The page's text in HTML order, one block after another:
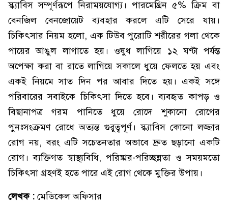
স্ক্যাবিস সম্পূর্ণরূপে নিরাময়যোগ্য। পারমেথ্রিন ৫% ক্রিম বা
বেনজিল বেনজোয়েট ব্যবহার করলে এটি সেরে যায়।
চিকিৎসার নিয়ম হলো, এক টিউব পুরোটি শরীরের গলা থেকে
পায়ের আঙুল লাগাতে হয়। ওষুধ লাগিয়ে ১২ ঘণ্টা পর্যন্ত
অপেক্ষা করা বা রাতে লাগিয়ে সকালে ধুয়ে ফেলতে হয় এবং
একই নিয়মে সাত দিন পর আবার দিতে হয়। একই সঙ্গে
পরিবারের সবাইকে চিকিৎসা দিতে হবে। ব্যবহৃত কাপড় ও
বিছানাপত্র গরম পানিতে ধুয়ে রোদে শুকানো রোগের
পুনঃসংক্রমণ রোধে অত্যন্ত গুরুত্বপূর্ণ। স্ক্যাবিস কোনো লজ্জার
রোগ নয়, বরং এটি সচেতনতার অভাবে দ্রুত ছড়ানো একটি
রোগ। ব্যক্তিগত স্বাস্থ্যবিধি, পরিষ্কার-পরিচ্ছন্নতা ও সময়মতো
চিকিৎসা গ্রহণই হতে পারে এই রোগ থেকে মুক্তির উপায়।
লেখক : মেডিকেল অফিসার